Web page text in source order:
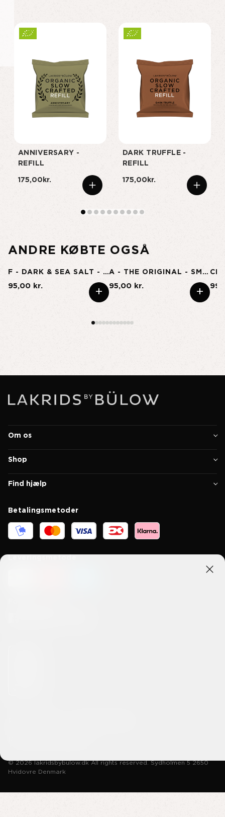
ANNIVERSARY -
REFILL
175,00kr.
DARK TRUFFLE -
REFILL
175,00kr.
ANDRE KØBTE OGSÅ
F - DARK & SEA SALT - SMALL
95,00 kr.
+
A - THE ORIGINAL - SMALL
95,00 kr.
+
Om os
Shop
Find hjælp
Betalingsmetoder
© 2026 lakridsbybulow.dk All rights reserved. Sydholmen 5 2650
Hvidovre Denmark